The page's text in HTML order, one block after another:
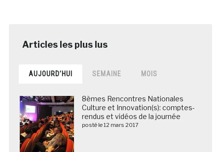
AUJOURD’HUI SEMAINE MOIS
8èmes Rencontres Nationales
Culture et Innovation(s): comptes-
rendus et vidéos de la journée
posté le 12 mars 2017